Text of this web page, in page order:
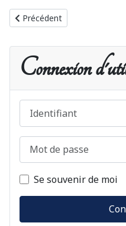
Article précédent : Appels
Précédent
Connexion
Identifiant
Mot de passe
Se souvenir de moi